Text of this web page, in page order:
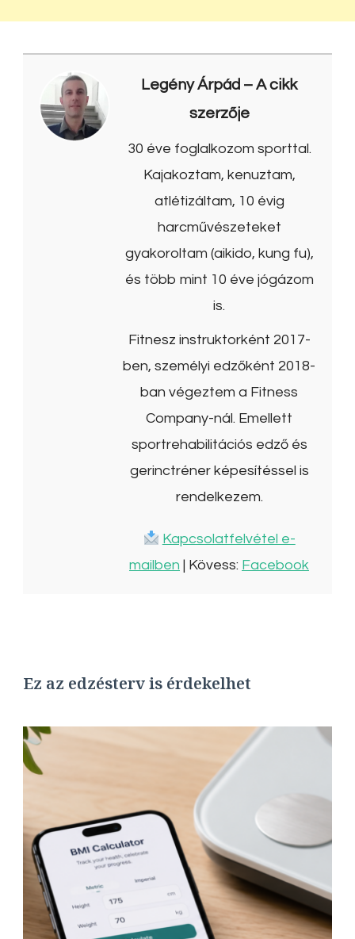
Legény Árpád – A cikk
szerzője
30 éve foglalkozom sporttal.
Kajakoztam, kenuztam,
atlétizáltam, 10 évig
harcművészeteket
gyakoroltam (aikido, kung fu),
és több mint 10 éve jógázom
is.
Fitnesz instruktorként 2017-
ben, személyi edzőként 2018-
ban végeztem a Fitness
Company-nál. Emellett
sportrehabilitációs edző és
gerinctréner képesítéssel is
rendelkezem.
Kapcsolatfelvétel e-
mailben | Kövess: Facebook
Ez az edzésterv is érdekelhet